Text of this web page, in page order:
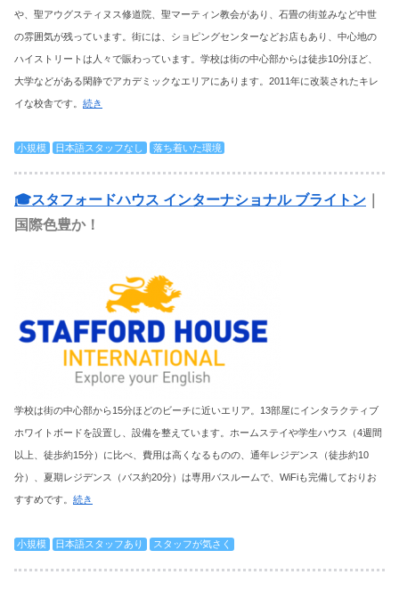
や、聖アウグスティヌス修道院、聖マーティン教会があり、石畳の街並みなど中世
の雰囲気が残っています。街には、ショピングセンターなどお店もあり、中心地の
ハイストリートは人々で賑わっています。学校は街の中心部からは徒歩10分ほど、
大学などがある閑静でアカデミックなエリアにあります。2011年に改装されたキレ
イな校舎です。 続き
小規模 日本語スタッフなし 落ち着いた環境
🎓スタフォードハウス インターナショナル ブライトン
国際色豊か！
学校は街の中心部から15分ほどのビーチに近いエリア。13部屋にインタラクティブ
ホワイトボードを設置し、設備を整えています。ホームステイや学生ハウス（4週間
以上、徒歩約15分）に比べ、費用は高くなるものの、通年レジデンス（徒歩約10
分）、夏期レジデンス（バス約20分）は専用バスルームで、WiFiも完備しておりお
すすめです。 続き
小規模 日本語スタッフあり スタッフが気さく